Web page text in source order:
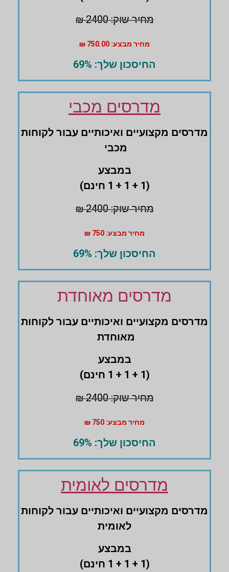
מחיר שוק: 2400 ₪
מחיר מבצע: 750.00 ₪
החיסכון שלך: 69%
מדרסים מכבי
מדרסים ‏מקצועיים ואיכותיים עבור לקוחות
מכבי
במבצע
(1 + 1 + 1 חינם)
מחיר שוק: 2400 ₪
מחיר מבצע: 750 ₪
החיסכון שלך: 69%
מדרסים מאוחדת
מדרסים ‏מקצועיים ואיכותיים עבור לקוחות
מאוחדת
במבצע
(1 + 1 + 1 חינם)
מחיר שוק: 2400 ₪
מחיר מבצע: 750 ₪
החיסכון שלך: 69%
מדרסים לאומית
מדרסים ‏מקצועיים ואיכותיים עבור לקוחות
לאומית
במבצע
(1 + 1 + 1 חינם)